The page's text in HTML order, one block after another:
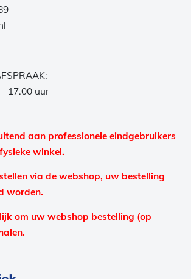
17.00 uur
aan professionele eindgebruikers
winkel.
via de webshop, uw bestelling
worden.
om uw webshop bestelling (op